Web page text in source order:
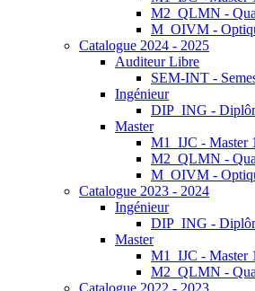
M2_QLMN -
M_OIVM -
Catalogue 2024 - 2025
Auditeur Libre
SEM-INT -
Ingénieur
DIP_ING -
Master
M1_IJC - Master
M2_QLMN -
M_OIVM -
Catalogue 2023 - 2024
Ingénieur
DIP_ING -
Master
M1_IJC - Master
M2_QLMN -
Catalogue 2022 - 2023